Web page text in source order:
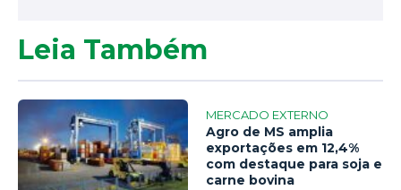
Leia Também
MERCADO EXTERNO
Agro de MS amplia
exportações em 12,4%
com destaque para soja e
carne bovina